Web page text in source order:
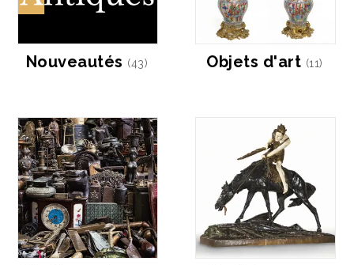
Nouveautés (43) Objets d'art (11)